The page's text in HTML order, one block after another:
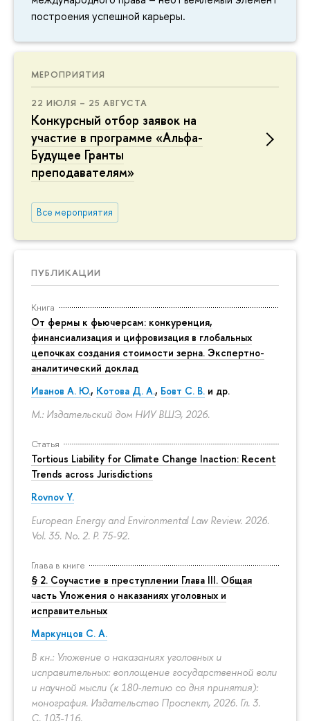
построения успешной карьеры.
МЕРОПРИЯТИЯ
22 ИЮЛЯ – 25 АВГУСТА
Конкурсный отбор заявок на
участие в программе «Альфа-
Будущее Гранты
преподавателям»
Все мероприятия
ПУБЛИКАЦИИ
Книга
От фермы к фьючерсам: конкуренция,
финансиализация и цифровизация в глобальных
цепочках создания стоимости зерна. Экспертно-
аналитический доклад
Иванов А. Ю., Котова Д. А., Бовт С. В. и др.
М.: Издательский дом НИУ ВШЭ, 2026.
Статья
Tortious Liability for Climate Change Inaction: Recent
Trends across Jurisdictions
Rovnov Y.
European Energy and Environmental Law Review. 2026.
Vol. 35. No. 2. P. 75-92.
Глава в книге
§ 2. Соучастие в преступлении Глава III. Общая
часть Уложения о наказаниях уголовных и
исправительных
Маркунцов С. А.
В кн.: Уложение о наказаниях уголовных и
исправительных: воплощение государственной воли
и научной мысли (к 180-летию со дня принятия):
монография. Издательство Проспект, 2026. Гл. 3.
С. 103-116.